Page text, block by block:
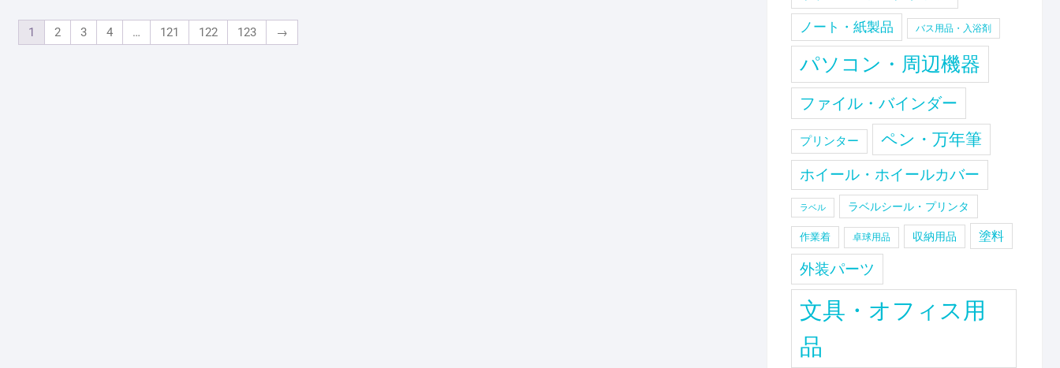
1 2 3 4 … 121 122 123 → ノート・紙製品 バス用品・入浴剤
パソコン・周辺機器
ファイル・バインダー
プリンター ペン・万年筆
ホイール・ホイールカバー
ラベル ラベルシール・プリンタ
作業着 卓球用品 収納用品 塗料
外装パーツ
文具・オフィス用
品